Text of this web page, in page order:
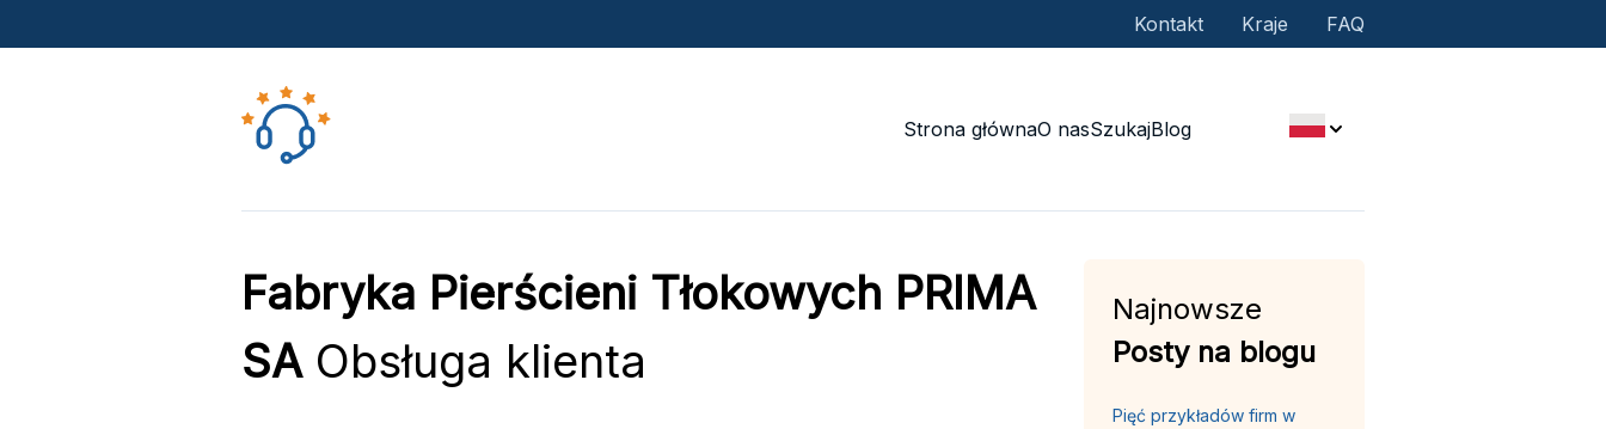
Kontakt Kraje FAQ
Strona głównaO nasSzukajBlog
Fabryka Pierścieni Tłokowych PRIMA
SAObsługa klienta
Najnowsze
Posty na blogu
Pięć przykładów firm w